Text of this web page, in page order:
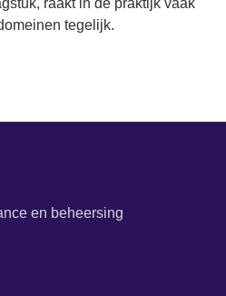
tegelijk.
en beheersing